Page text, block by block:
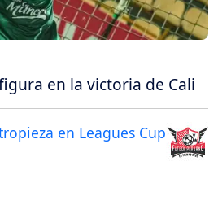
en la victoria de Cali